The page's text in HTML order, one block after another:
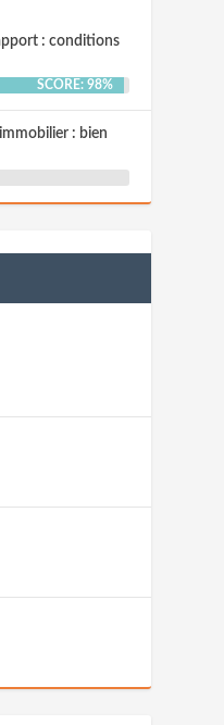
: conditions
SCORE: 98%
: bien